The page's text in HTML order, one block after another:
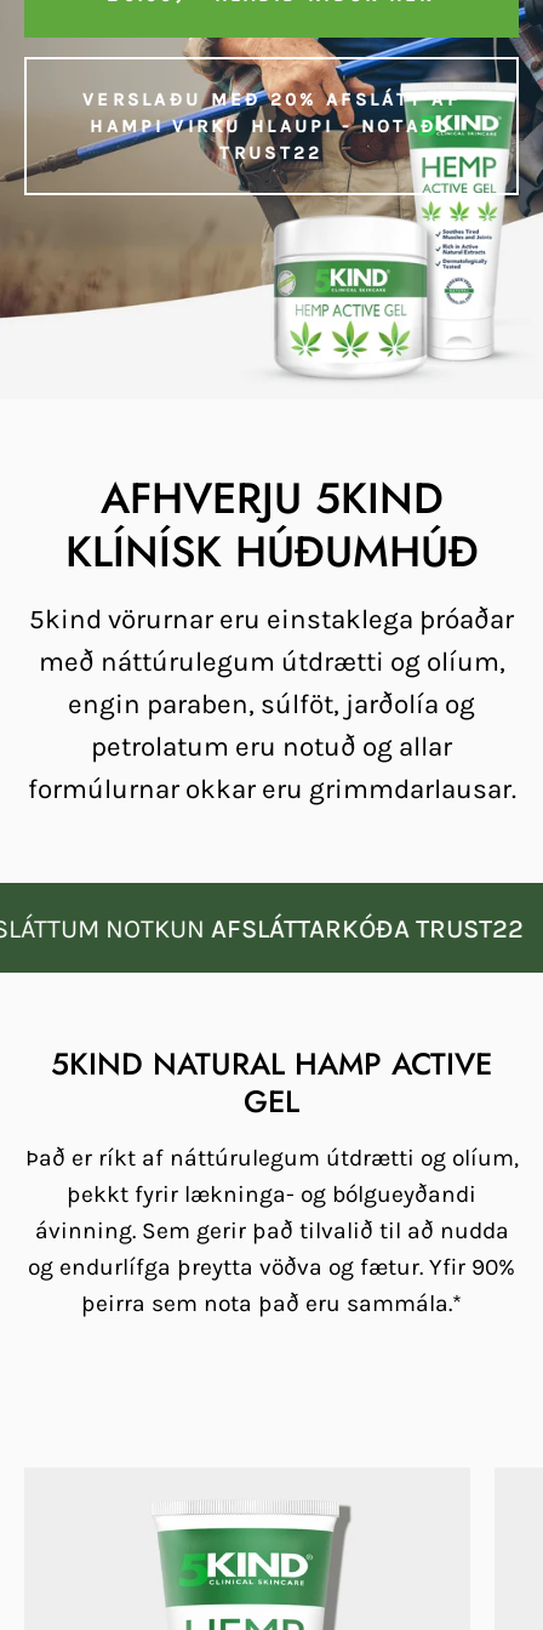
VERSLAÐU MEÐ 20% AFSLÁTT AF
HAMPI VIRKU HLAUPI - NOTAÐU
TRUST22
AFHVERJU 5KIND
KLÍNÍSK HÚÐUMHÚÐ
5kind vörurnar eru einstaklega þróaðar
með náttúrulegum útdrætti og olíum,
engin paraben, súlföt, jarðolía og
petrolatum eru notuð og allar
formúlurnar okkar eru grimmdarlausar.
NOTKUNAFSLÁTTARKÓÐA TRUST22
5KIND NATURAL HAMP ACTIVE
GEL
Það er ríkt af náttúrulegum útdrætti og olíum,
þekkt fyrir lækninga- og bólgueyðandi
ávinning. Sem gerir það tilvalið til að nudda
og endurlífga þreytta vöðva og fætur. Yfir 90%
þeirra sem nota það eru sammála.*